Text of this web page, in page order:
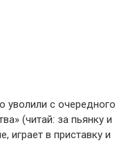
уволили с очередного
(читай: за пьянку и
играет в приставку и